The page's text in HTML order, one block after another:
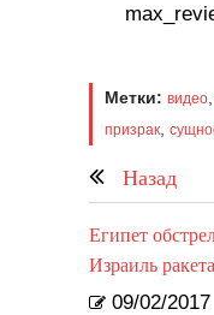
Метки: видео
призрак
Назад
Египет
Израиль
09/02/2017